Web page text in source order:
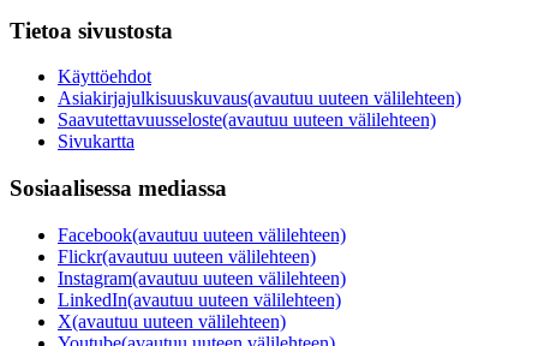
Tietoa sivustosta
Käyttöehdot
Asiakirjajulkisuuskuvaus(avautuu uuteen välilehteen)
Saavutettavuusseloste(avautuu uuteen välilehteen)
Sivukartta
Sosiaalisessa mediassa
Facebook(avautuu uuteen välilehteen)
Flickr(avautuu uuteen välilehteen)
Instagram(avautuu uuteen välilehteen)
LinkedIn(avautuu uuteen välilehteen)
X(avautuu uuteen välilehteen)